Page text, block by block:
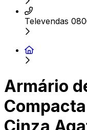
Televendas
Armário